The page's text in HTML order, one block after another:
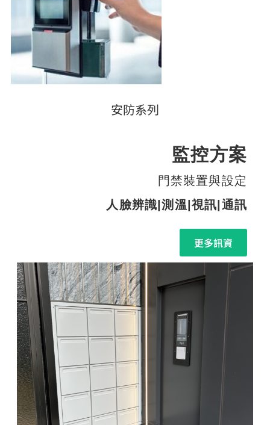
安防系列
監控方案
門禁裝置與設定
人臉辨識|測溫|視訊|通訊
更多訊資